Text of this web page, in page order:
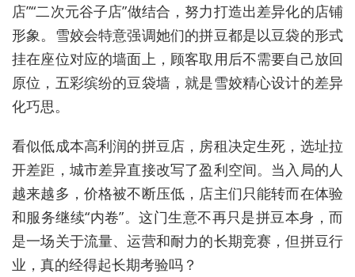
店”“二次元谷子店”做结合，努力打造出差异化的店铺
形象。雪姣会特意强调她们的拼豆都是以豆袋的形式
挂在座位对应的墙面上，顾客取用后不需要自己放回
原位，五彩缤纷的豆袋墙，就是雪姣精心设计的差异
化巧思。
看似低成本高利润的拼豆店，房租决定生死，选址拉
开差距，城市差异直接改写了盈利空间。当入局的人
越来越多，价格被不断压低，店主们只能转而在体验
和服务继续“内卷”。这门生意不再只是拼豆本身，而
是一场关于流量、运营和耐力的长期竞赛，但拼豆行
业，真的经得起长期考验吗？